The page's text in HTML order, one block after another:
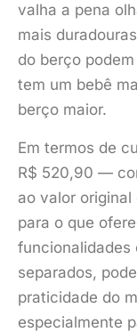
valha a pena
mais
do berço
tem um bebê
berço maior.
Em termos de
R$ 520,90 —
ao valor
para o que
funcionalidades
separados,
praticidade do
especialmente